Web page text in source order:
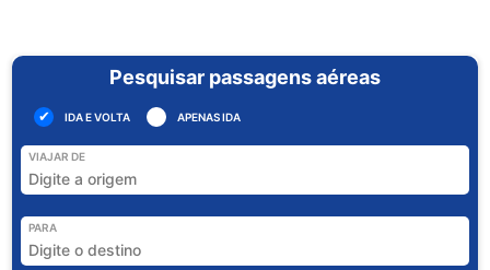
Pesquisar passagens aéreas
IDA E VOLTA APENAS IDA
VIAJAR DE
PARA